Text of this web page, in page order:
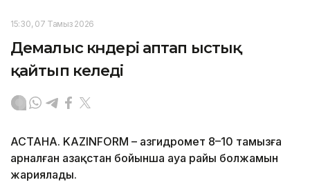
15:30, 07 Тамыз 2026
Демалыс күндері аптап ыстық
қайтып келеді
АСТАНА. KAZINFORM – Қазгидромет 8–10 тамызға
арналған Қазақстан бойынша ауа райы болжамын
жариялады.